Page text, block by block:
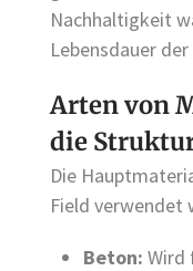
Nachhaltigkeit
Lebensdauer
Arten von
die
Die
Field verwendet
Beton: Wird